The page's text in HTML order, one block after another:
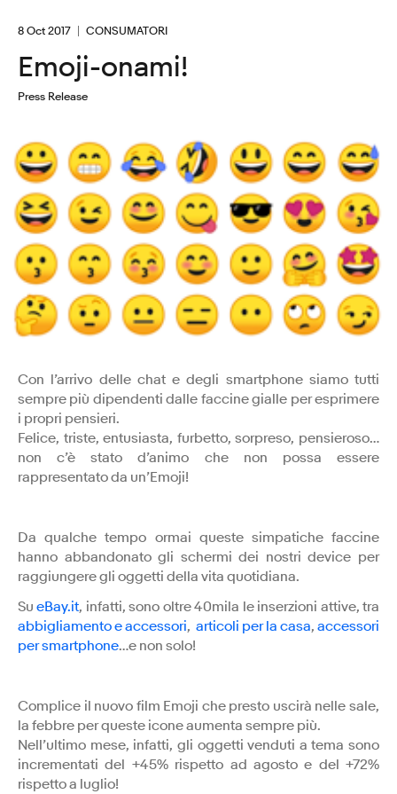
8 Oct 2017 CONSUMATORI
Emoji-onami!
Press Release
Con l’arrivo delle chat e degli smartphone siamo tutti
sempre più dipendenti dalle faccine gialle per esprimere
i propri pensieri.
Felice, triste, entusiasta, furbetto, sorpreso, pensieroso…
non c’è stato d’animo che non possa essere
rappresentato da un’Emoji!
Da qualche tempo ormai queste simpatiche faccine
hanno abbandonato gli schermi dei nostri device per
raggiungere gli oggetti della vita quotidiana.
SueBay.it, infatti, sono oltre 40mila le inserzioni attive, tra
abbigliamento e accessori, articoli per la casa, accessori
per smartphone…e non solo!
Complice il nuovo film Emoji che presto uscirà nelle sale,
la febbre per queste icone aumenta sempre più.
Nell’ultimo mese, infatti, gli oggetti venduti a tema sono
incrementati del +45% rispetto ad agosto e del +72%
rispetto a luglio!